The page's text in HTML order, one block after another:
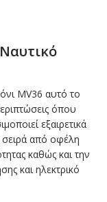
MV36 αυτό το
όπου
εξαιρετικά
από οφέλη
καθώς και την
και ηλεκτρικό